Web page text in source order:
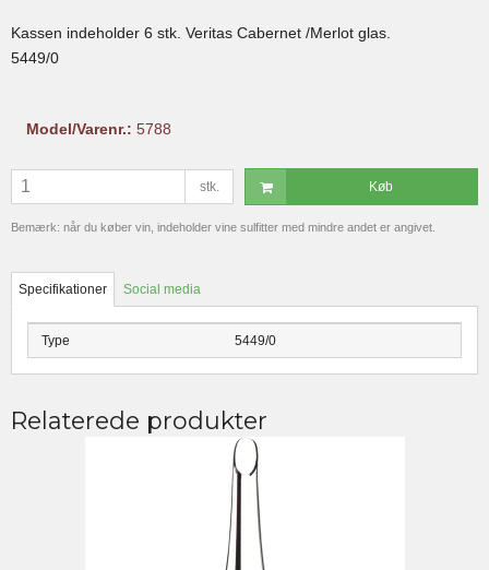
Kassen indeholder 6 stk. Veritas Cabernet /Merlot glas.
5449/0
Model/Varenr.: 5788
stk. Køb
Bemærk: når du køber vin, indeholder vine sulfitter med mindre andet er angivet.
Specifikationer Social media
Type 5449/0
Relaterede produkter